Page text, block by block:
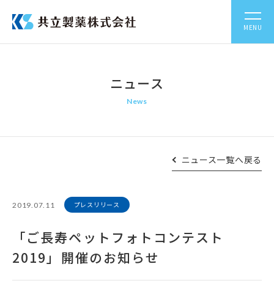
MENU
ニュース
News
ニュース一覧へ戻る
2019.07.11 プレスリリース
「ご長寿ペットフォトコンテスト
2019」開催のお知らせ